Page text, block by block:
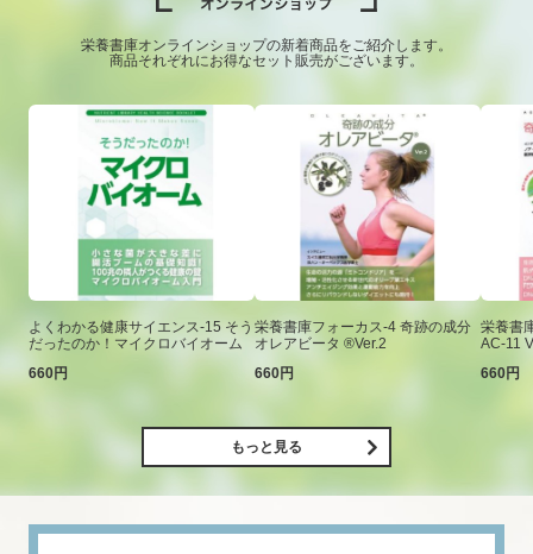
栄養書庫オンラインショップの新着商品をご紹介します。
商品それぞれにお得なセット販売がございます。
よくわかる健康サイエンス-15 そう
だったのか！マイクロバイオーム
660円
栄養書庫フォーカス-4 奇跡の成分
オレアビータ ®Ver.2
660円
栄養書
AC-11
660円
もっと見る